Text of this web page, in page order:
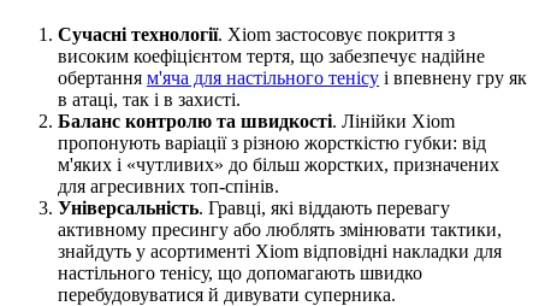
Сучасні технології. Xiom застосовує покриття з
високим коефіцієнтом тертя, що забезпечує надійне
обертання м'яча для настільного тенісу і впевнену гру як
в атаці, так і в захисті.
Баланс контролю та швидкості. Лінійки Xiom
пропонують варіації з різною жорсткістю губки: від
м'яких і «чутливих» до більш жорстких, призначених
для агресивних топ-спінів.
Універсальність. Гравці, які віддають перевагу
активному пресингу або люблять змінювати тактики,
знайдуть у асортименті Xiom відповідні накладки для
настільного тенісу, що допомагають швидко
перебудовуватися й дивувати суперника.